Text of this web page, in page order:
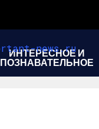
ИНТЕРЕСНОЕ И
ПОЗНАВАТЕЛЬНОЕ